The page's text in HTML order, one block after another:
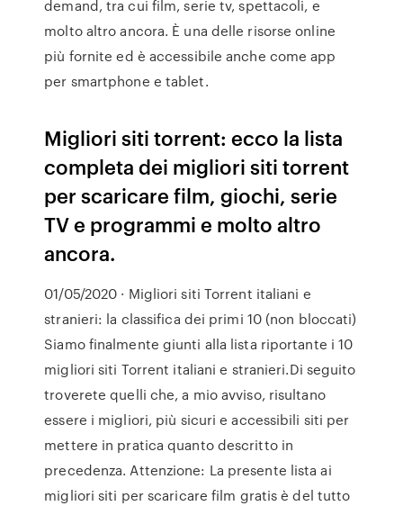
demand, tra cui film, serie tv, spettacoli, e
molto altro ancora. È una delle risorse online
più fornite ed è accessibile anche come app
per smartphone e tablet.
Migliori siti torrent: ecco la lista
completa dei migliori siti torrent
per scaricare film, giochi, serie
TV e programmi e molto altro
ancora.
01/05/2020 · Migliori siti Torrent italiani e
stranieri: la classifica dei primi 10 (non bloccati)
Siamo finalmente giunti alla lista riportante i 10
migliori siti Torrent italiani e stranieri.Di seguito
troverete quelli che, a mio avviso, risultano
essere i migliori, più sicuri e accessibili siti per
mettere in pratica quanto descritto in
precedenza. Attenzione: La presente lista ai
migliori siti per scaricare film gratis è del tutto